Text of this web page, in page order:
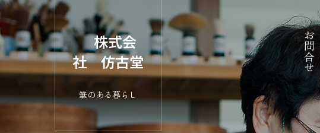
株式会
社 仿古堂
筆のある暮らし
お問合せ